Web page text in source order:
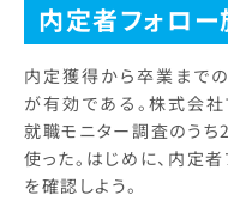
内定者フォロ
内定獲得から卒業まで
が有効である。株式会
就職モニター調査のう
使った。はじめに、内定
を確認しよう。